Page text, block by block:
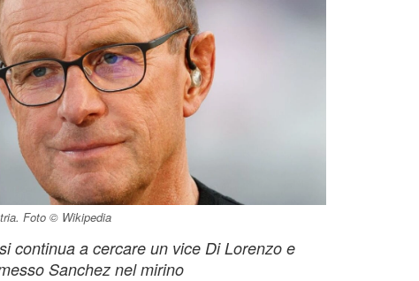
Foto © Wikipedia
continua a cercare un vice Di Lorenzo e
Sanchez nel mirino